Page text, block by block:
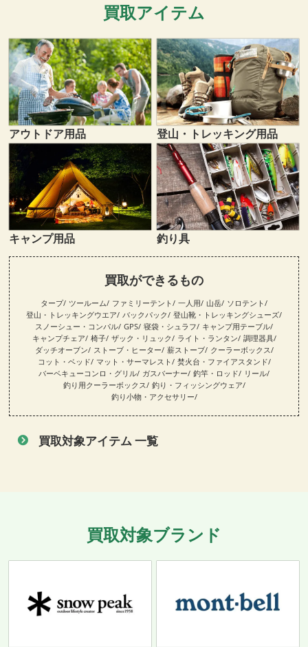
買取アイテム
アウトドア用品 登山・トレッキング用品
キャンプ用品 釣り具
買取ができるもの
タープ ツールーム ファミリーテント 一人用 山岳 ソロテント
登山・トレッキングウエア
バックパック
登山靴・トレッキングシューズ
スノーシュー・コンパル GPS 寝袋・シュラフ
キャンプ用テーブル
キャンプチェア 椅子 ザック・リュック ライト・ランタン 調理器具
ダッチオーブン
ストーブ・ヒーター 薪ストーブ
クーラーボックス
コット・ベッド
マット・サーマレスト
焚火台・ファイアスタンド
バーベキューコンロ・グリル ガスバーナー 釣竿・ロッド
リール
釣り用クーラーボックス
釣り・フィッシングウェア
釣り小物・アクセサリー
買取対象アイテム 一覧
買取対象ブランド